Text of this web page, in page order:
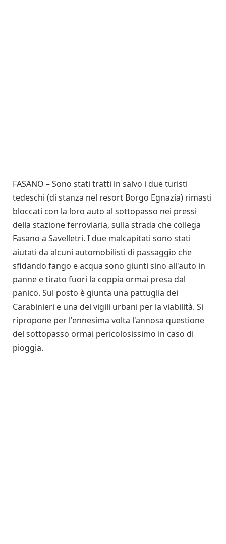
FASANO – Sono stati tratti in salvo i due turisti
tedeschi (di stanza nel resort Borgo Egnazia) rimasti
bloccati con la loro auto al sottopasso nei pressi
della stazione ferroviaria, sulla strada che collega
Fasano a Savelletri. I due malcapitati sono stati
aiutati da alcuni automobilisti di passaggio che
sfidando fango e acqua sono giunti sino all'auto in
panne e tirato fuori la coppia ormai presa dal
panico. Sul posto è giunta una pattuglia dei
Carabinieri e una dei vigili urbani per la viabilità. Si
ripropone per l'ennesima volta l'annosa questione
del sottopasso ormai pericolosissimo in caso di
pioggia.